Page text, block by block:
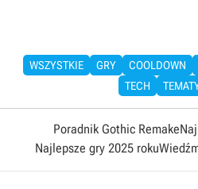
WSZYSTKIE GRY COOLDOWN
TECH
Poradnik Gothic Remake
Najlepsze gry 2025 roku